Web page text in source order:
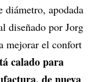
diámetro, apodada
diseñado por Jorg
mejorar el confort
calado para